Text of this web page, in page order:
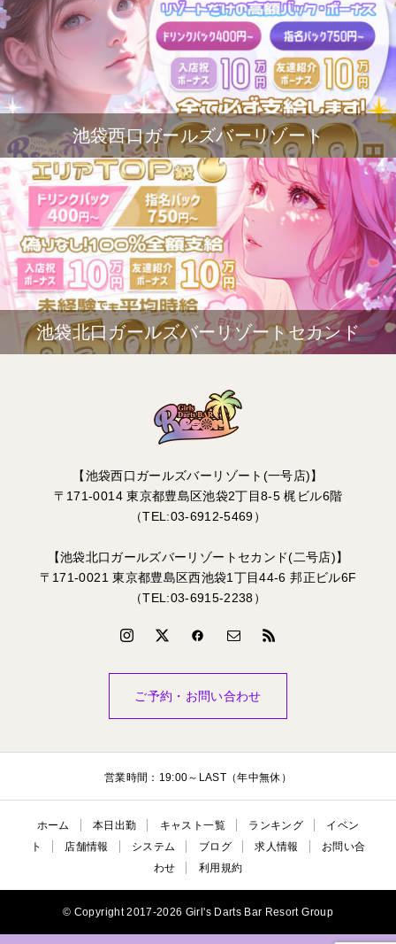
池袋西口ガールズバーリゾート
池袋北口ガールズバーリゾートセカンド
【池袋西口ガールズバーリゾート(一号店)】
〒171-0014 東京都豊島区池袋2丁目8-5 梶ビル6階
（TEL:03-6912-5469）
【池袋北口ガールズバーリゾートセカンド(二号店)】
〒171-0021 東京都豊島区西池袋1丁目44-6 邦正ビル6F
（TEL:03-6915-2238）
ご予約・お問い合わせ
営業時間：19:00～LAST（年中無休）
ホーム 本日出勤 キャスト一覧 ランキング
イベン
ト
店舗情報 システム ブログ 求人情報
お問い合
わせ
利用規約
© Copyright 2017-2026 Girl's Darts Bar Resort Group